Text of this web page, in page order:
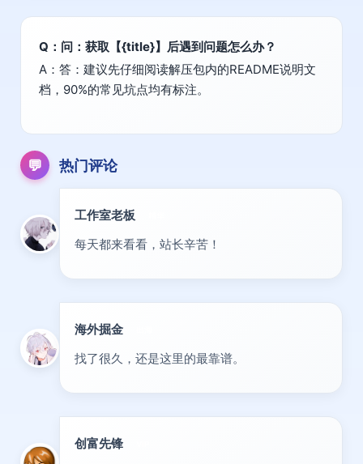
Q：问：获取【{title}】后遇到问题怎么办？
A：答：建议先仔细阅读解压包内的README说明文
档，90%的常见坑点均有标注。
💬 热门评论
工作室老板
每天都来看看，站长辛苦！
海外掘金
找了很久，还是这里的最靠谱。
创富先锋